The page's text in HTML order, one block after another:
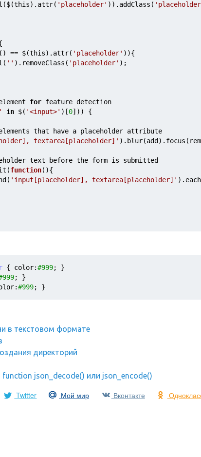
'placeholder' )).addClass(
== $(this).attr( 'placeholder' )){
'' ).removeClass( 'placeholder' );
for feature detection
in $( '<input>' )[0])) {
that have a placeholder attribute
textarea[placeholder]'
text before the form is submitted
function(){
'input[placeholder], textarea[placeholder]'
{ color:#999; }
; }
:#999; }
в текстовом формате
директорий
json_decode() или json_encode()
Twitter Мой мир Вконтакте